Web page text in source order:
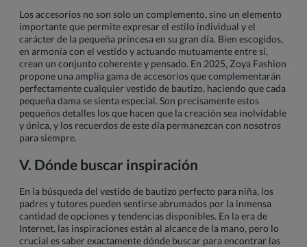
Los accesorios no son solo un complemento, sino un elemento
importante que permite expresar el estilo individual y el
carácter de la pequeña princesa en su gran día. Bien escogidos,
en armonía con el vestido y actuando mutuamente entre sí,
crean un conjunto coherente y pensado. En 2025, Zoya Fashion
propone una amplia gama de accesorios que complementarán
perfectamente cualquier vestido de bautizo, haciendo que cada
pequeña dama se sienta especial. Son precisamente estos
pequeños detalles los que hacen que la creación sea inolvidable
y única, y los recuerdos de este día permanezcan con nosotros
para siempre.
V. Dónde buscar inspiración
En la búsqueda del vestido de bautizo perfecto para niña, los
padres y tutores pueden sentirse abrumados por la inmensa
cantidad de opciones y tendencias disponibles. En la era de
Internet, las inspiraciones están al alcance de la mano, pero lo
crucial es saber exactamente dónde buscar para encontrar las